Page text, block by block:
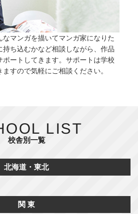
なマンガを描いてマンガ家になりた
持ち込むかなど相談しながら、作品
ポートしてきます。サポートは学校
すので気軽にご相談ください。
LIST
校舎別一覧
北海道・東北
関 東